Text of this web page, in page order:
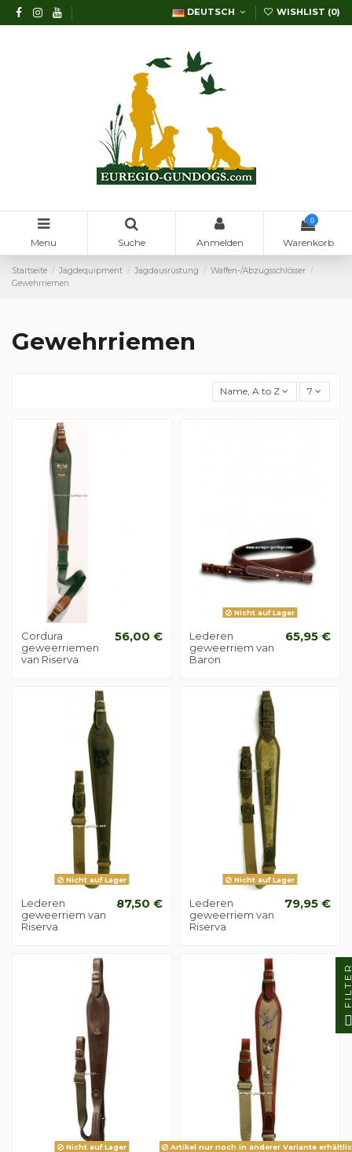
DEUTSCH WISHLIST (0)
Menu Suche Anmelden
0
Warenkorb
Startseite Jagdequipment Jagdausrüstung
Waffen-/Abzugsschlösser
Gewehrriemen
Gewehrriemen
Name, A to Z 7
Cordura
geweerriemen
van Riserva
56,00 €
Nicht auf Lager
Lederen
geweerriem van
Baron
65,95 €
Nicht auf Lager
Lederen
geweerriem van
Riserva
87,50 €
Nicht auf Lager
Lederen
geweerriem van
Riserva
79,95 €
Nicht auf Lager Artikel nur noch in anderer Variante